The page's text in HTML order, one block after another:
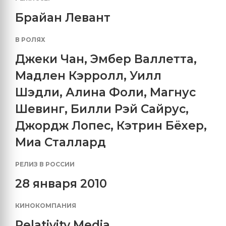
Брайан Левант
В РОЛЯХ
Джеки Чан, Эмбер Валлетта,
Мадлен Кэрролл, Уилл
Шэдли, Алина Фоли, Магнус
Шевинг, Билли Рэй Сайрус,
Джордж Лопес, Кэтрин Бёхер,
Миа Сталлард
РЕЛИЗ В РОССИИ
28 января 2010
КИНОКОМПАНИЯ